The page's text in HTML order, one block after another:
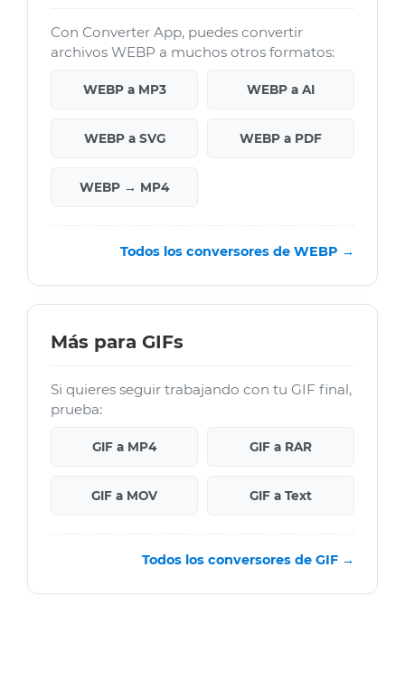
Con Converter App, puedes convertir
archivos WEBP a muchos otros formatos:
WEBP a MP3 WEBP a AI
WEBP a SVG WEBP a PDF
WEBP → MP4
Todos los conversores de WEBP →
Más para GIFs
Si quieres seguir trabajando con tu GIF final,
prueba:
GIF a MP4 GIF a RAR
GIF a MOV GIF a Text
Todos los conversores de GIF →